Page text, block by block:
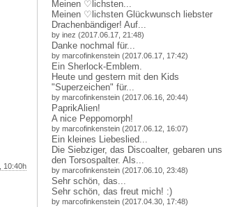
, 10:40h
Meinen ♡lichsten...
Meinen ♡lichsten Glückwunsch liebster
Drachenbändiger! Auf...
by inez (2017.06.17, 21:48)
Danke nochmal für...
by marcofinkenstein (2017.06.17, 17:42)
Ein Sherlock-Emblem.
Heute und gestern mit den Kids
"Superzeichen" für...
by marcofinkenstein (2017.06.16, 20:44)
PaprikAlien!
A nice Peppomorph!
by marcofinkenstein (2017.06.12, 16:07)
Ein kleines Liebeslied...
Die Siebziger, das Discoalter, gebaren uns
den Torsospalter. Als...
by marcofinkenstein (2017.06.10, 23:48)
Sehr schön, das...
Sehr schön, das freut mich! :)
by marcofinkenstein (2017.04.30, 17:48)